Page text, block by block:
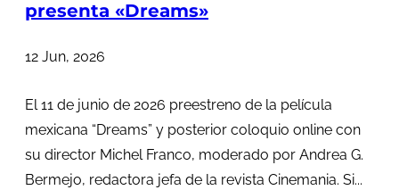
presenta «Dreams»
12 Jun, 2026
El 11 de junio de 2026 preestreno de la película
mexicana “Dreams” y posterior coloquio online con
su director Michel Franco, moderado por Andrea G.
Bermejo, redactora jefa de la revista Cinemania. Si...